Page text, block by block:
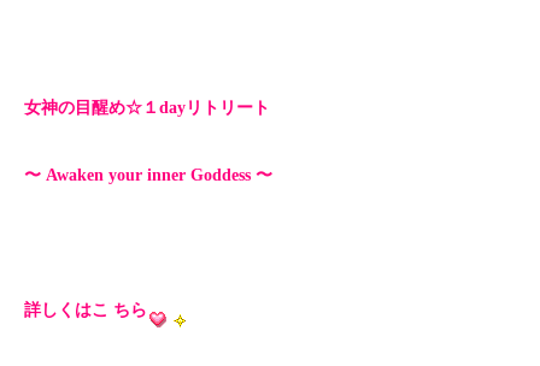
女神の目醒め☆１dayリトリート
〜 Awaken your inner Goddess 〜
詳しくはこ ちら